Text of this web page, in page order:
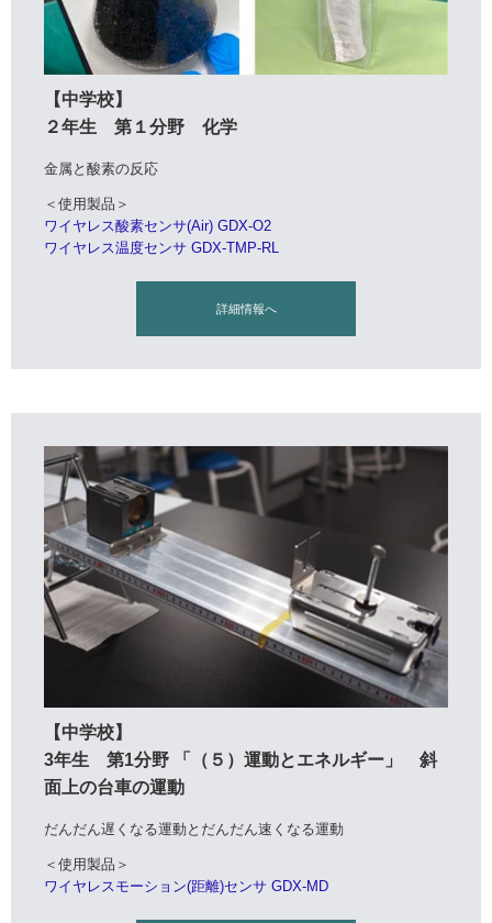
【中学校】
２年生 第１分野 化学
金属と酸素の反応
＜使用製品＞
ワイヤレス酸素センサ(Air) GDX-O2
ワイヤレス温度センサ GDX-TMP-RL
詳細情報へ
【中学校】
3年生 第1分野 「（５）運動とエネルギー」 斜
面上の台車の運動
だんだん遅くなる運動とだんだん速くなる運動
＜使用製品＞
ワイヤレスモーション(距離)センサ GDX-MD